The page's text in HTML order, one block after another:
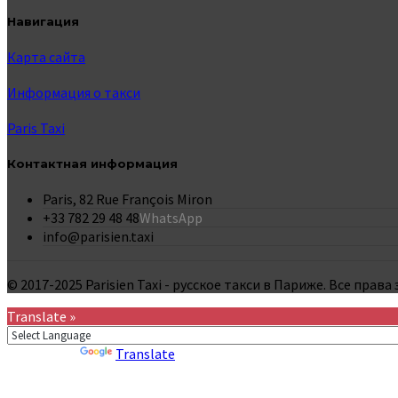
Навигация
Карта сайта
Информация о такси
Paris Taxi
Контактная информация
Paris, 82 Rue François Miron
+33 782 29 48 48WhatsApp
info@parisien.taxi
© 2017-2025 Parisien Taxi - русское такси в Париже. Все
Translate »
Translate